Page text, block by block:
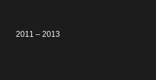
2011 – 2013